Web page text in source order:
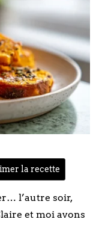
la recette
l’autre soir,
et moi avons